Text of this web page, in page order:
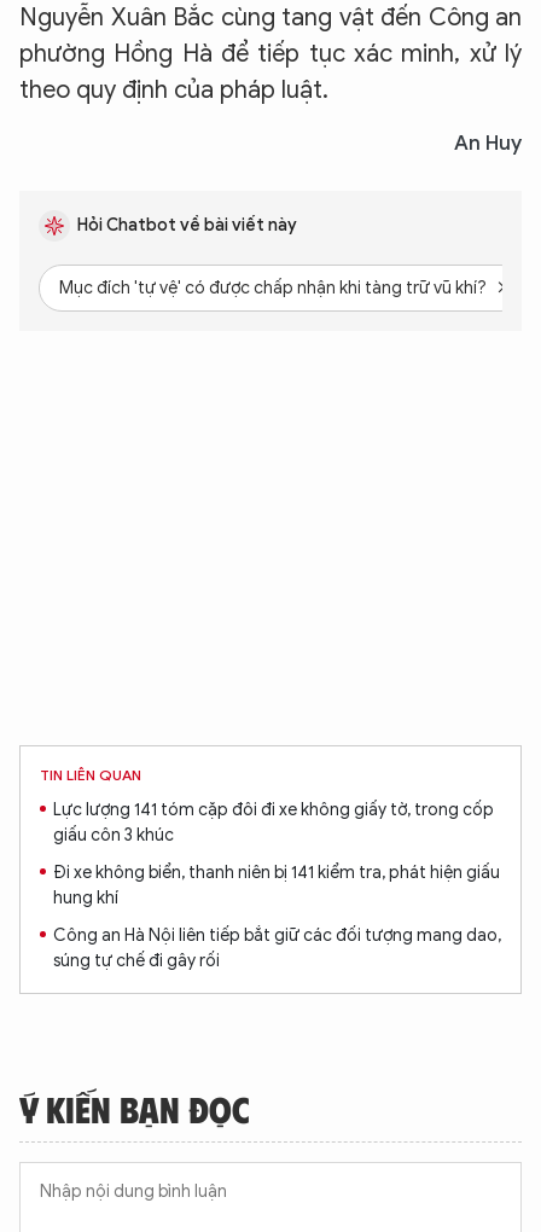
Nguyễn Xuân Bắc cùng tang vật đến Công an
phường Hồng Hà để tiếp tục xác minh, xử lý
theo quy định của pháp luật.
An Huy
Hỏi Chatbot về bài viết này
Mục đích 'tự vệ' có được chấp nhận khi tàng trữ vũ khí?
TIN LIÊN QUAN
Lực lượng 141 tóm cặp đôi đi xe không giấy tờ, trong cốp
giấu côn 3 khúc
Đi xe không biển, thanh niên bị 141 kiểm tra, phát hiện giấu
hung khí
Công an Hà Nội liên tiếp bắt giữ các đối tượng mang dao,
súng tự chế đi gây rối
Ý KIẾN BẠN ĐỌC